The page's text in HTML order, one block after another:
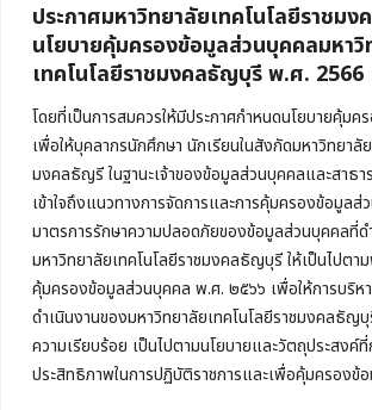
ประกาศมหาวิทยาลัยเทคโนโลยีราชม
นโยบายคุ้มครองข้อมูลส่วนบุคคลมหาวิ
เทคโนโลยีราชมงคลธัญบุรี พ.ศ. 2566
โดยที่เป็นการสมควรให้มีประกาศกำหนดนโยบายคุ้ม
เพื่อให้บุคลากรนักศึกษา นักเรียนในสังกัดมหาวิทยาลัย
มงคลธัญรี ในฐานะเจ้าของข้อมูลส่วนบุคคลและสาธ
เข้าใจถึงแนวทางการจัดการและการคุ้มครองข้อมูล
มาตรการรักษาความปลอดภัยของข้อมูลส่วนบุคคลที่ด
มหาวิทยาลัยเทคโนโลยีราชมงคลธัญบุรี ให้เป็นไปต
คุ้มครองข้อมูลส่วนบุคคล พ.ศ. ๒๕๖๖ เพื่อให้การบริหา
ดำเนินงานของมหาวิทยาลัยเทคโนโลยีราชมงคลธัญบุ
ความเรียบร้อย เป็นไปตามนโยบายและวัตถุประสงค์
ประสิทธิภาพในการปฏิบัติราชการและเพื่อคุ้มครองข้
คณะบริหารธุรกิจ
มหาวิทยาลัยเทคโนโลยีราชมงคลธัญบุรี
39 หมู่ 1 ถนนรังสิต-นครนายก ตำบลคลองหก
อำเภอคลองหลวง จังหวัดปทุมธานี 12120
Phone:+66 (0) 2549 3243,+66 (0) 2549 3241
E-mail:bus@rmutt.ac.th